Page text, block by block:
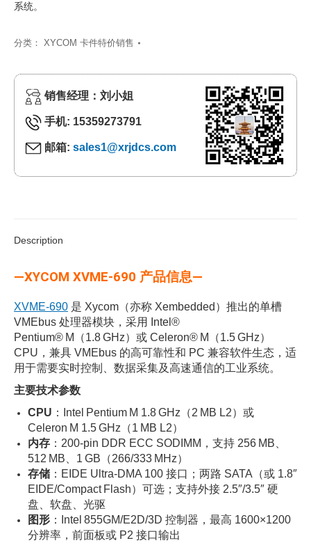
系统。
分类： XYCOM 卡件特价销售
销售经理：刘小姐
手机: 15359273791
邮箱: sales1@xrjdcs.com
Description
—XYCOM XVME-690 产品信息—
XVME‑690 是 Xycom（亦称 Xembedded）推出的单槽
VMEbus 处理器模块，采用 Intel®
Pentium® M（1.8 GHz）或 Celeron® M（1.5 GHz）
CPU，兼具 VMEbus 的高可靠性和 PC 兼容软件生态，适
用于需要实时控制、数据采集及高速通信的工业系统。
主要技术参数
CPU ：Intel Pentium M 1.8 GHz（2 MB L2）或
Celeron M 1.5 GHz（1 MB L2）
内存 ：200‑pin DDR ECC SODIMM，支持 256 MB、
512 MB、1 GB（266/333 MHz）
存储 ：EIDE Ultra‑DMA 100 接口；两路 SATA（或 1.8″
EIDE/Compact Flash）可选；支持外接 2.5″/3.5″ 硬
盘、软盘、光驱
图形 ：Intel 855GM/E2D/3D 控制器，最高 1600×1200
分辨率，前面板或 P2 接口输出